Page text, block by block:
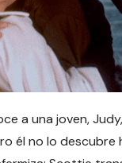
a una joven,
él no lo descubre